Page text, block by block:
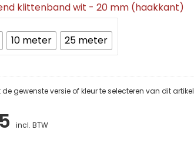
klittenband wit - 20 mm (haakkant)
10 meter 25 meter
gewenste versie of kleur te selecteren van dit artikel
incl. BTW